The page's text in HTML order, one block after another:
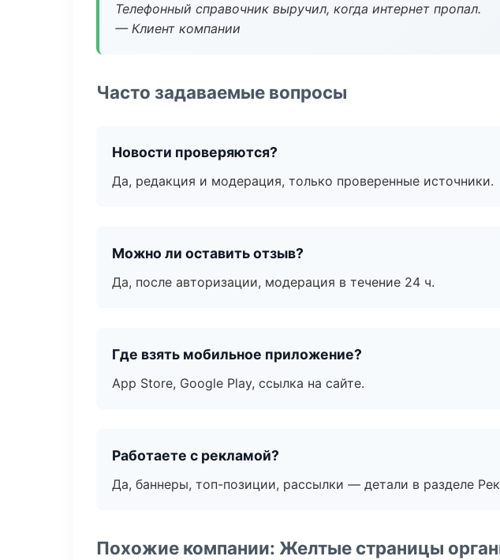
Телефонный справочник выручил, когда интернет пропал.
— Клиент компании
Часто задаваемые вопросы
Новости проверяются?
Да, редакция и модерация, только проверенные источники.
Можно ли оставить отзыв?
Да, после авторизации, модерация в течение 24 ч.
Где взять мобильное приложение?
App Store, Google Play, ссылка на сайте.
Работаете с рекламой?
Да, баннеры, топ-позиции, рассылки — детали в разделе
Похожие компании: Желтые страницы